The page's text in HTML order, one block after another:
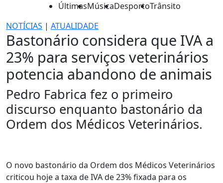
ÚltimasMúsicaDesportoTrânsito
NOTÍCIAS | ATUALIDADE
Bastonário considera que IVA a
23% para serviços veterinários
potencia abandono de animais
Pedro Fabrica fez o primeiro
discurso enquanto bastonário da
Ordem dos Médicos Veterinários.
O novo bastonário da Ordem dos Médicos Veterinários
criticou hoje a taxa de IVA de 23% fixada para os